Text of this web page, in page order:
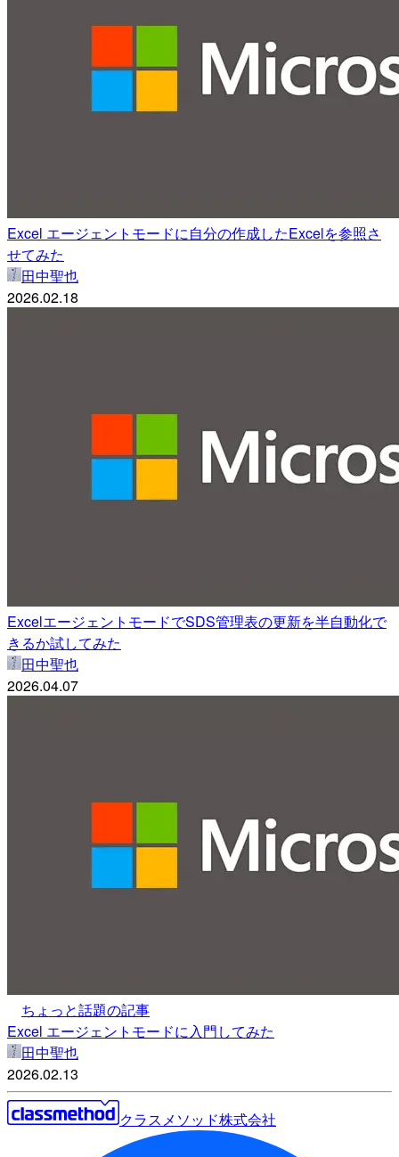
Excel エージェントモードに自分の作成したExcelを参照さ
せてみた
田中聖也
2026.02.18
ExcelエージェントモードでSDS管理表の更新を半自動化で
きるか試してみた
田中聖也
2026.04.07
ちょっと話題の記事
Excel エージェントモードに入門してみた
田中聖也
2026.02.13
クラスメソッド株式会社